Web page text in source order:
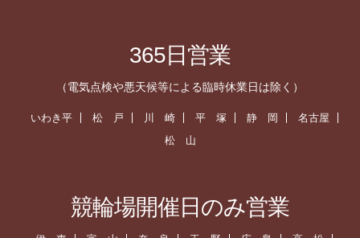
365日営業
（電気点検や悪天候等による臨時休業日は除く）
いわき平 松 戸 川 崎 平 塚 静 岡
名古屋
松 山
競輪場開催日のみ営業